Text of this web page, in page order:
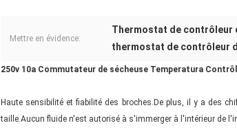
Mettre en évidence:
Thermostat de contrôleur
thermostat de contrôleur
250v 10a Commutateur de sécheuse Temperatura
Haute sensibilité et fiabilité des broches.De plus, il y a des
taille.Aucun fluide n'est autorisé à s'immerger à l'intérieur de